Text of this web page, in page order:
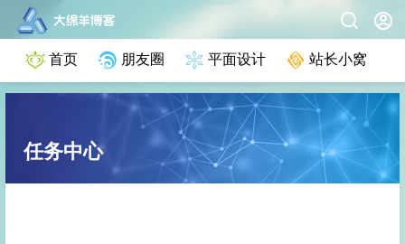
首页 朋友圈 平面设计 站长小窝
任务中心